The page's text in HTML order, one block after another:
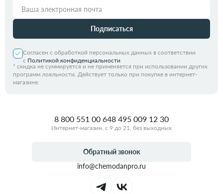
Подписаться
Согласен с обработкой персональных данных в соответствии
с Политикой конфиденциальности
* скидка не суммируется и не применяется при использовании других
программ лояльности. Действует только при покупке в интернет-
магазине.
8 800 551 00 648 495 009 12 30
Интернет-магазин, с 9 до 21, без выходных
Обратный звонок
info@chemodanpro.ru